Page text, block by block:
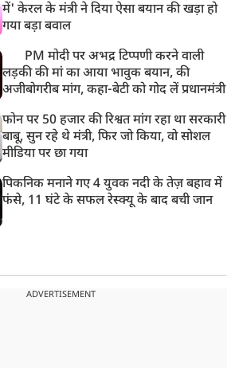
में' केरल के मंत्री ने दिया ऐसा बयान की खड़ा हो
गया बड़ा बवाल
PM मोदी पर अभद्र टिप्पणी करने वाली
लड़की की मां का आया भावुक बयान, की
अजीबोगरीब मांग, कहा-बेटी को गोद लें प्रधानमंत्री
फोन पर 50 हजार की रिश्वत मांग रहा था सरकारी
बाबू, सुन रहे थे मंत्री, फिर जो किया, वो सोशल
मीडिया पर छा गया
पिकनिक मनाने गए 4 युवक नदी के तेज़ बहाव में
फंसे, 11 घंटे के सफल रेस्क्यू के बाद बची जान
ADVERTISEMENT